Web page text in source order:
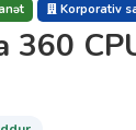
Korporativ
360